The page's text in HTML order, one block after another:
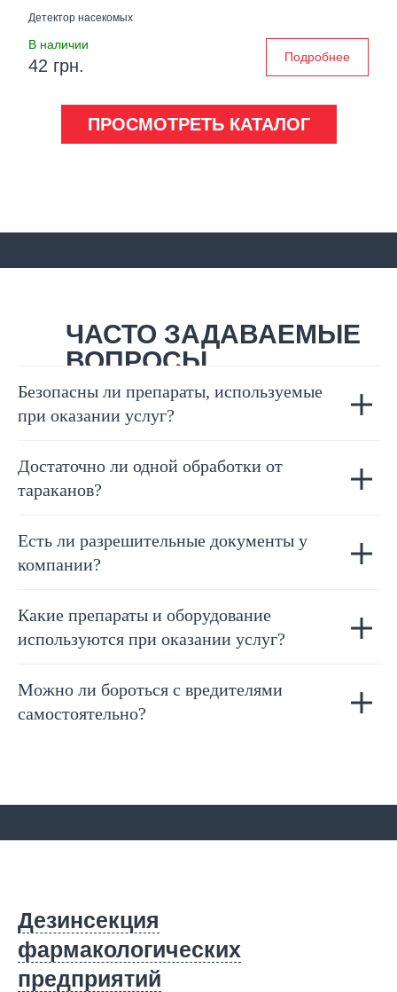
Детектор насекомых
В наличии
42 грн. Подробнее
ПРОСМОТРЕТЬ КАТАЛОГ
ЧАСТО ЗАДАВАЕМЫЕ
ВОПРОСЫ
Безопасны ли препараты, используемые
при оказании услуг?
Достаточно ли одной обработки от
тараканов?
Есть ли разрешительные документы у
компании?
Какие препараты и оборудование
используются при оказании услуг?
Можно ли бороться с вредителями
самостоятельно?
Дезинсекция
фармакологических
предприятий